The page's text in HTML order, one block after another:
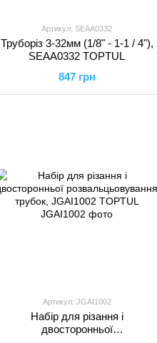
Артикул: SEAA0332
Труборіз 3-32мм (1/8" - 1-1 / 4"),
SEAA0332 TOPTUL
847 грн
Артикул: JGAI1002
Набір для різання і
двосторонньої